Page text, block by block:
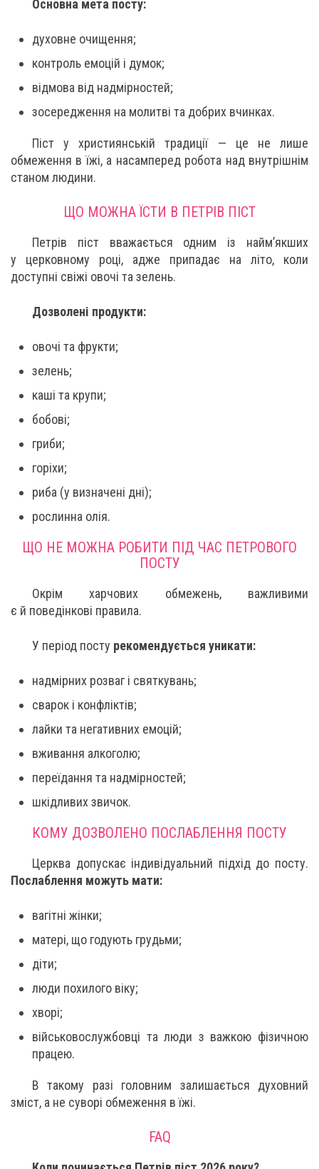
Основна мета посту:
духовне очищення;
контроль емоцій і думок;
відмова від надмірностей;
зосередження на молитві та добрих вчинках.
Піст у християнській традиції — це не лише
обмеження в їжі, а насамперед робота над внутрішнім
станом людини.
ЩО МОЖНА ЇСТИ В ПЕТРІВ ПІСТ
Петрів піст вважається одним із найм’якших
у церковному році, адже припадає на літо, коли
доступні свіжі овочі та зелень.
Дозволені продукти:
овочі та фрукти;
зелень;
каші та крупи;
бобові;
гриби;
горіхи;
риба (у визначені дні);
рослинна олія.
ЩО НЕ МОЖНА РОБИТИ ПІД ЧАС ПЕТРОВОГО
ПОСТУ
Окрім харчових обмежень, важливими
є й поведінкові правила.
У період посту рекомендується уникати:
надмірних розваг і святкувань;
сварок і конфліктів;
лайки та негативних емоцій;
вживання алкоголю;
переїдання та надмірностей;
шкідливих звичок.
КОМУ ДОЗВОЛЕНО ПОСЛАБЛЕННЯ ПОСТУ
Церква допускає індивідуальний підхід до посту.
Послаблення можуть мати:
вагітні жінки;
матері, що годують грудьми;
діти;
люди похилого віку;
хворі;
військовослужбовці та люди з важкою фізичною
працею.
В такому разі головним залишається духовний
зміст, а не суворі обмеження в їжі.
FAQ